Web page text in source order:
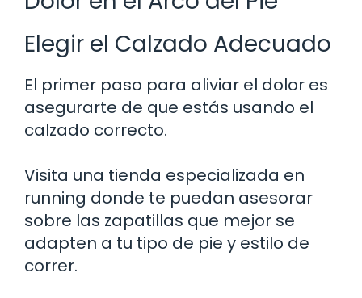
Elegir el Calzado Adecuado
El primer paso para aliviar el dolor es
asegurarte de que estás usando el
calzado correcto.
Visita una tienda especializada en
running donde te puedan asesorar
sobre las zapatillas que mejor se
adapten a tu tipo de pie y estilo de
correr.